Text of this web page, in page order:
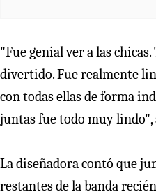
"Fue genial ver a las
divertido. Fue realmente
con todas ellas de forma
juntas fue todo muy lindo",
La diseñadora contó que
restantes de la banda